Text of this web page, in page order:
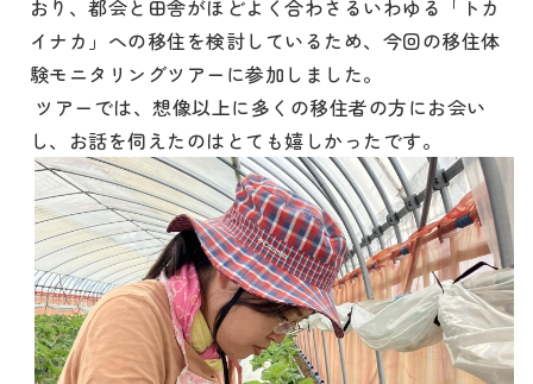
おり、都会と田舎がほどよく合わさるいわゆる「トカ
イナカ」への移住を検討しているため、今回の移住体
験モニタリングツアーに参加しました。
ツアーでは、想像以上に多くの移住者の方にお会い
し、お話を伺えたのはとても嬉しかったです。